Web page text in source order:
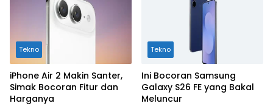
Tekno
iPhone Air 2 Makin Santer,
Simak Bocoran Fitur dan
Harganya
Tekno
Ini Bocoran Samsung
Galaxy S26 FE yang Bakal
Meluncur